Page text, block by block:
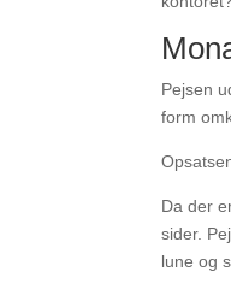
Pejsen
form
Da der
sider.
lune og